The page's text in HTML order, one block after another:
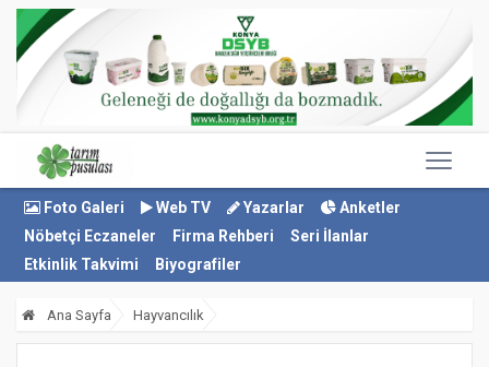
Foto Galeri Web TV Yazarlar
Anketler
Nöbetçi Eczaneler
Firma Rehberi
Seri İlanlar
Etkinlik Takvimi
Biyografiler
Ana Sayfa Hayvancılık